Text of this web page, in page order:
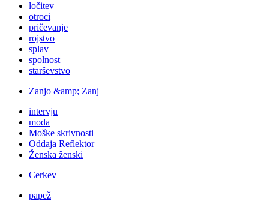
ločitev
otroci
pričevanje
rojstvo
splav
spolnost
starševstvo
Zanjo &amp; Zanj
intervju
moda
Moške skrivnosti
Oddaja Reflektor
Ženska ženski
Cerkev
papež